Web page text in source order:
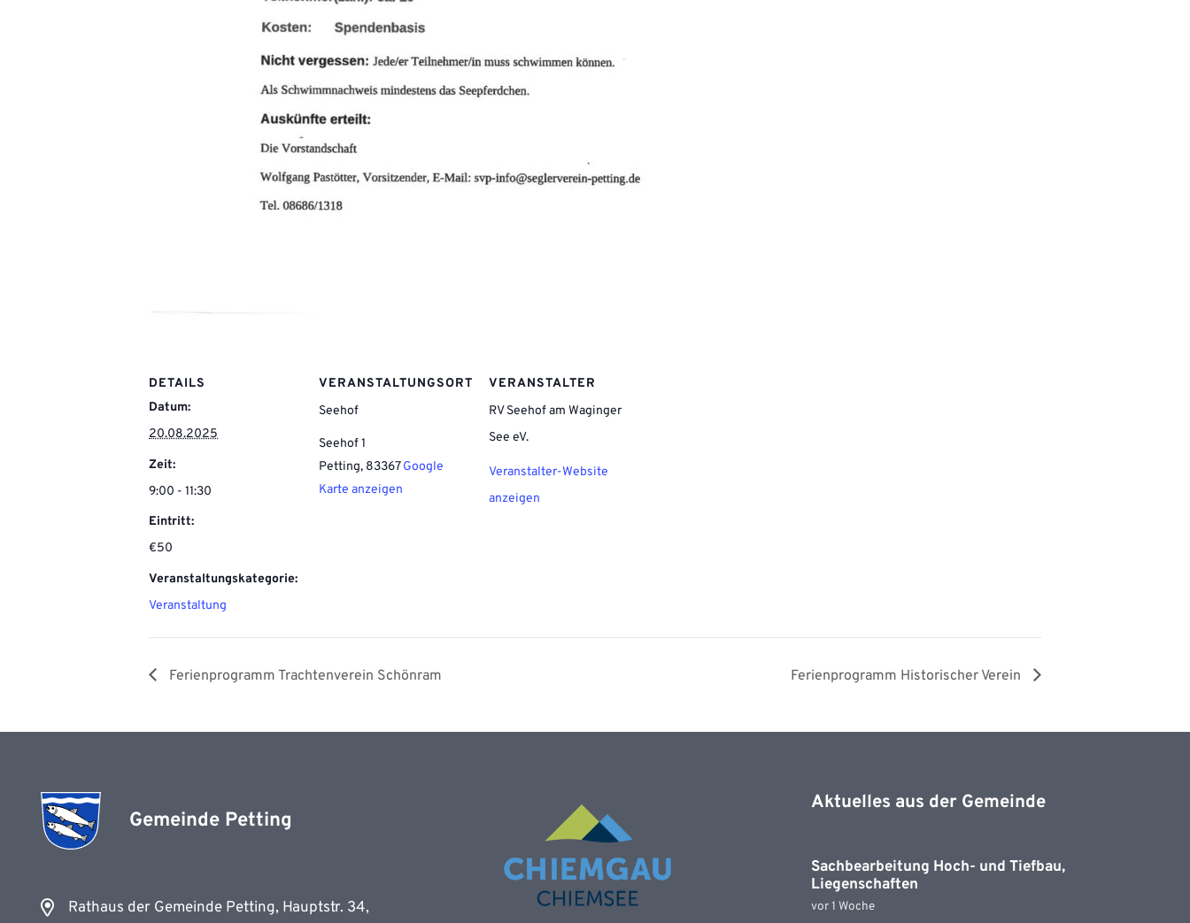
DETAILS
Datum:
20.08.2025
Zeit:
9:00 - 11:30
Eintritt:
€50
Veranstaltungskategorie:
Veranstaltung
VERANSTALTUNGSORT
Seehof
Seehof 1
Petting, 83367 Google
Karte anzeigen
VERANSTALTER
RV Seehof am Waginger
See eV.
Veranstalter-Website
anzeigen
Ferienprogramm Trachtenverein Schönram Ferienprogramm Historischer Verein
Gemeinde Petting
Rathaus der Gemeinde Petting, Hauptstr. 34,
Aktuelles aus der Gemeinde
Sachbearbeitung Hoch- und Tiefbau,
Liegenschaften
vor 1 Woche